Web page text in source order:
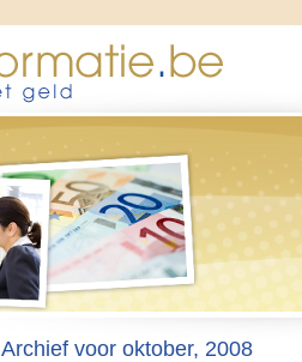
Archief voor oktober, 2008